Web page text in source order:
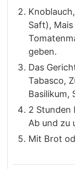
Saft),
geben.
Das
Tabasco,
Basilikum,
2 Stunden
Ab und zu
Mit Brot